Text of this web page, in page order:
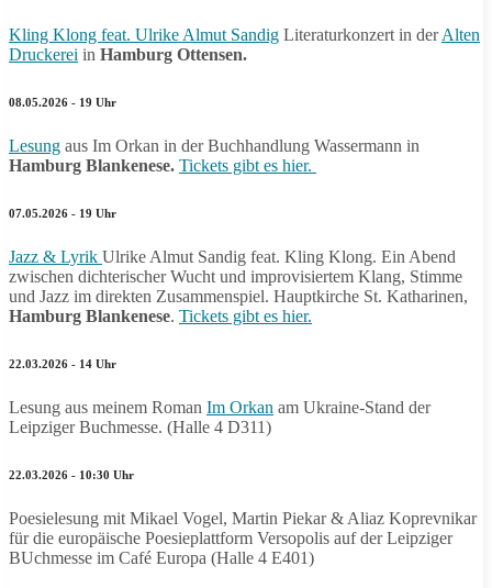
Kling Klong feat. Ulrike Almut Sandig Literaturkonzert in derAlten
Druckerei in Hamburg Ottensen.
08.05.2026 - 19 Uhr
Lesung aus Im Orkan in der Buchhandlung Wassermann in
Hamburg Blankenese. Tickets gibt es hier.
07.05.2026 - 19 Uhr
Jazz & Lyrik Ulrike Almut Sandig feat. Kling Klong. Ein Abend
zwischen dichterischer Wucht und improvisiertem Klang, Stimme
und Jazz im direkten Zusammenspiel. Hauptkirche St. Katharinen,
Hamburg Blankenese. Tickets gibt es hier.
22.03.2026 - 14 Uhr
Lesung aus meinem Roman Im Orkan am Ukraine-Stand der
Leipziger Buchmesse. (Halle 4 D311)
22.03.2026 - 10:30 Uhr
Poesielesung mit Mikael Vogel, Martin Piekar & Aliaz Koprevnikar
für die europäische Poesieplattform Versopolis auf der Leipziger
BUchmesse im Café Europa (Halle 4 E401)